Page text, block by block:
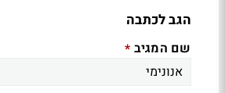
הגב לכתבה
שם המגיב *